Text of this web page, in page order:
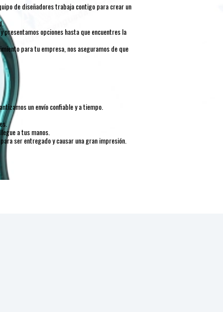
de diseñadores trabaja contigo para crear un
presentamos opciones hasta que encuentres la
para tu empresa, nos aseguramos de que
un envío confiable y a tiempo.
a tus manos.
ser entregado y causar una gran impresión.